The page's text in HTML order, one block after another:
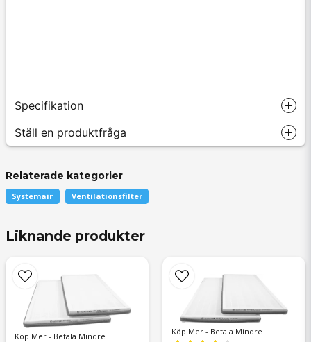
Specifikation
Filterspecifikation
Tillverkare
Passar till
Tilluftsfilter mått
Frånluftsfilter mått
386x198x24
Frånluftsfilter filterklass
Ställ en produktfråga
question
name
Namn
Relaterade kategorier
Systemair Ventilationsfilter
Liknande produkter
Köp Mer - Betala Mindre Köp Mer - Betala Mindre